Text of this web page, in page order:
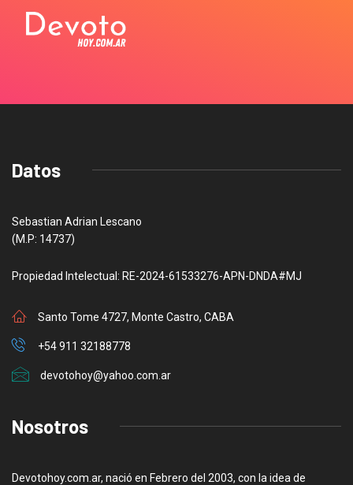
Datos
Sebastian Adrian Lescano
(M.P: 14737)
Propiedad Intelectual: RE-2024-61533276-APN-DNDA#MJ
Santo Tome 4727, Monte Castro, CABA
+54 911 32188778
devotohoy@yahoo.com.ar
Nosotros
Devotohoy.com.ar, nació en Febrero del 2003, con la idea de